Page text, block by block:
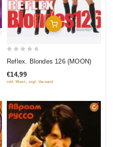
In Den Warenkorb
of
Reflex. Blondes 126 (MOON)
€14,99
inkl. Mwst., zzgl. Versand